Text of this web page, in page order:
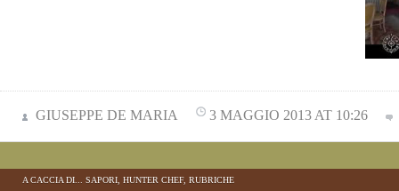
GIUSEPPE DE MARIA 3 MAGGIO 2013 AT 10:26
A CACCIA DI... SAPORI HUNTER CHEF, RUBRICHE